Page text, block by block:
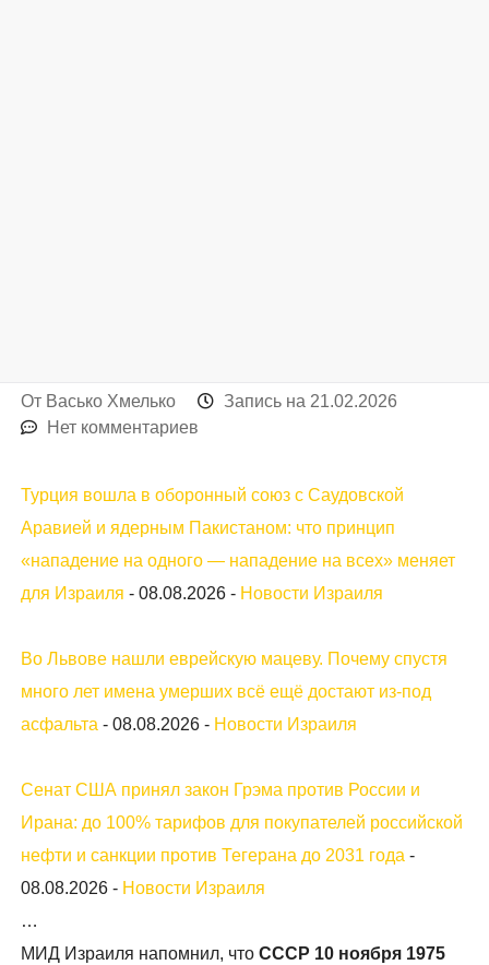
От Васько Хмелько Запись на 21.02.2026
Нет комментариев
Турция вошла в оборонный союз с Саудовской
Аравией и ядерным Пакистаном: что принцип
«нападение на одного — нападение на всех» меняет
для Израиля -08.08.2026 - Новости Израиля
Во Львове нашли еврейскую мацеву. Почему спустя
много лет имена умерших всё ещё достают из-под
асфальта -08.08.2026 - Новости Израиля
Сенат США принял закон Грэма против России и
Ирана: до 100% тарифов для покупателей российской
нефти и санкции против Тегерана до 2031 года -
08.08.2026 - Новости Израиля
…
МИД Израиля напомнил, чтоСССР 10 ноября 1975